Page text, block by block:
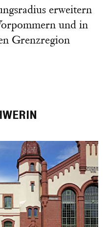
erweitern
und in
Grenzregion